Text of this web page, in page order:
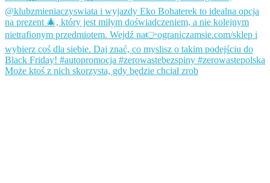
Może ktoś z nich skorzysta, gdy będzie chciał zrob